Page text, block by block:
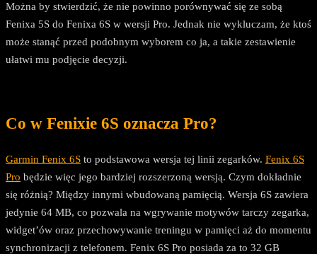
Można by stwierdzić, że nie powinno porównywać się ze sobą
Fenixa 5S do Fenixa 6S w wersji Pro. Jednak nie wykluczam, że ktoś
może stanąć przed podobnym wyborem co ja, a takie zestawienie
ułatwi mu podjęcie decyzji.
Co w Fenixie 6S oznacza Pro?
Garmin Fenix 6S to podstawowa wersja tej linii zegarków. Fenix 6S
Pro będzie więc jego bardziej rozszerzoną wersją. Czym dokładnie
się różnią? Między innymi wbudowaną pamięcią. Wersja 6S zawiera
jedynie 64 MB, co pozwala na wgrywanie motywów tarczy zegarka,
widget’ów oraz przechowywanie treningu w pamięci aż do momentu
synchronizacji z telefonem. Fenix 6S Pro posiada za to 32 GB